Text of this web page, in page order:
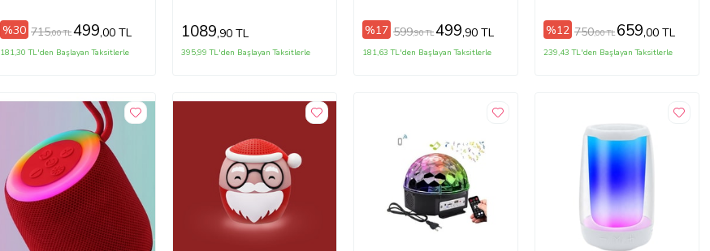
%30 715,00 TL499,00 TL
181,30 TL'den Başlayan Taksitlerle
1089,90 TL
395,99 TL'den Başlayan Taksitlerle
%17 599,90 TL499,90 TL
181,63 TL'den Başlayan Taksitlerle
%12 750,00 TL 659,00 TL
239,43 TL'den Başlayan Taksitlerle